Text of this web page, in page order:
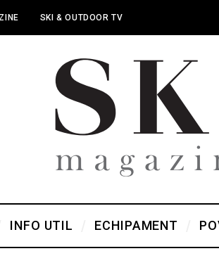
SKI & OUTDOOR TV
INFO UTIL ECHIPAMENT